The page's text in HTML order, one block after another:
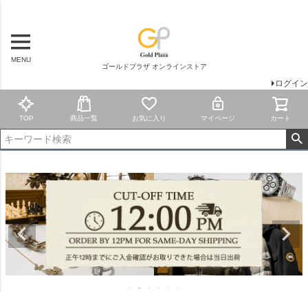
MENU
ゴールドプラザ オンラインストア
ログイン
TOP 商品一覧 お気に入り マイページ カート